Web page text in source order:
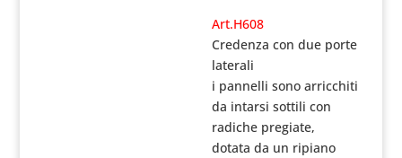
Art.H608
Credenza con due porte
laterali
i pannelli sono arricchiti
da intarsi sottili con
radiche pregiate,
dotata da un ripiano